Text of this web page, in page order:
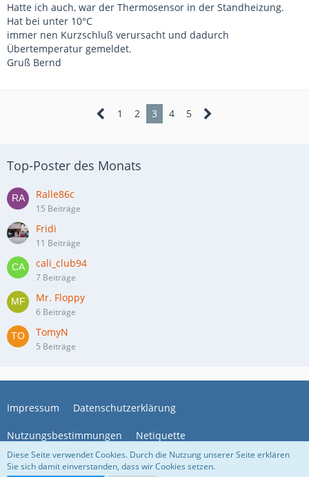
Hatte ich auch, war der Thermosensor in der Standheizung.
Hat bei unter 10°C
immer nen Kurzschluß verursacht und dadurch
Übertemperatur gemeldet.
Gruß Bernd
1 2 3 4 5
Top-Poster des Monats
Ralle86c
15 Beiträge
Fridi
11 Beiträge
cali_club94
7 Beiträge
Mr. Floppy
6 Beiträge
TomyN
5 Beiträge
Impressum Datenschutzerklärung
Nutzungsbestimmungen Netiquette
Diese Seite verwendet Cookies. Durch die Nutzung unserer Seite erklären
Sie sich damit einverstanden, dass wir Cookies setzen.